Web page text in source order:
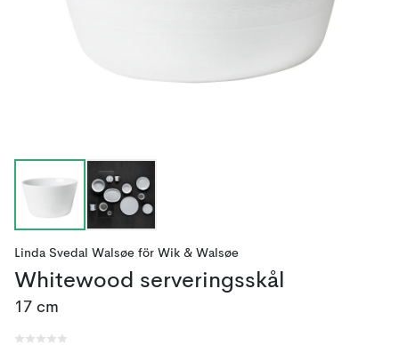
Linda Svedal Walsøe för Wik & Walsøe
Whitewood serveringsskål
17 cm